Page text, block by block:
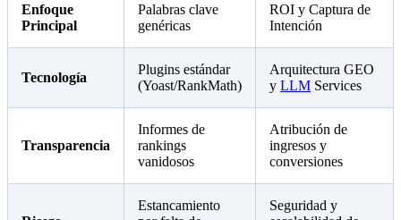
Enfoque
Principal
Palabras clave
genéricas
ROI y Captura de
Intención
Tecnología
Plugins estándar
(Yoast/RankMath)
Arquitectura GEO
y LLM Services
Transparencia
Informes de
rankings
vanidosos
Atribución de
ingresos y
conversiones
Estancamiento
Seguridad y